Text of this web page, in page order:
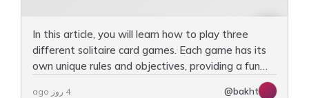
In this article, you will learn how to play three
different solitaire card games. Each game has its
own unique rules and objectives, providing a fun
@bakht 4 روز ago